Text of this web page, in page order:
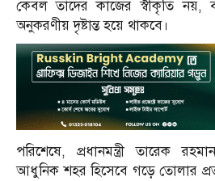
কেবল তাদের কাজের স্বীকৃতি নয়,
অনুকরণীয় দৃষ্টান্ত হয়ে থাকবে।
পরিশেষে, প্রধানমন্ত্রী তারেক
আধুনিক শহর হিসেবে গড়ে তোলার